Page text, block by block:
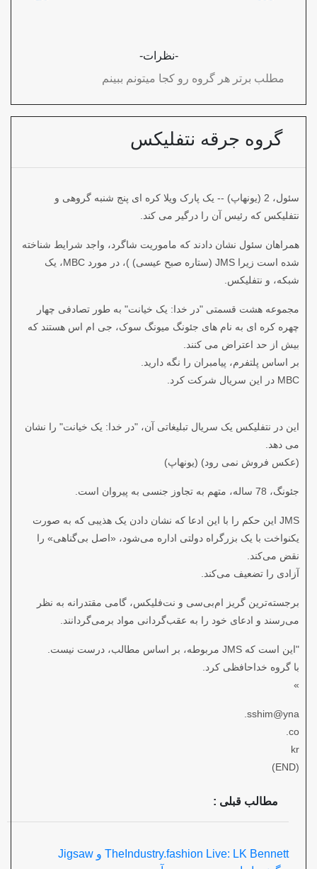
-نظرات-
مطلب برتر هر گروه رو کجا میتونم ببینم
گروه جرقه نتفلیکس
سئول، 2 (یونهاپ) -- یک پارک ویلا کره ای پنج شنبه گروهی و
نتفلیکس که رئیس آن را درگیر می کند.
همراهان سئول نشان دادند که ماموریت شاگرد، واجد شرایط شناخته
شده است زیرا JMS (ستاره صبح عیسی) )، در مورد MBC، یک
شبکه، و نتفلیکس.
مجموعه هشت قسمتی "در خدا: یک خیانت" به طور تصادفی چهار
چهره کره ای به نام های جئونگ میونگ سوک، جی ام اس هستند که
بیش از حد اعتراض می کنند.
بر اساس پلتفرم، پیامبران را نگه دارید.
MBC در این سریال شرکت کرد.
این در نتفلیکس یک سریال تبلیغاتی آن، "در خدا: یک خیانت" را نشان
می دهد.
(عکس فروش نمی رود) (یونهاپ)
جئونگ، 78 ساله، متهم به تجاوز جنسی به پیروان است.
JMS این حکم را با این ادعا که نشان دادن یک هذیبی که به صورت
یکنواخت با یک بزرگراه دولتی اداره می‌شود، «اصل بی‌گناهی» را
نقض می‌کند.
آزادی را تضعیف می‌کند.
برجسته‌ترین گریز ام‌بی‌سی و نت‌فلیکس، گامی مقتدرانه به نظر
می‌رسند و ادعای خود را به عقب‌گردانی مواد برمی‌گردانند.
"این است که JMS مربوطه، بر اساس مطالب، درست نیست.
با گروه خداحافظی کرد.
»
sshim@yna.
co.
kr
(END)
مطالب قبلی :
TheIndustry.fashion Live: LK Bennett و Jigsaw